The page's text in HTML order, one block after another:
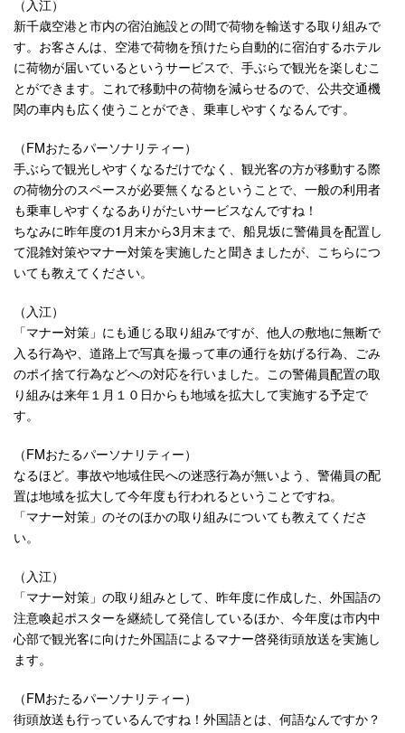
（入江）
新千歳空港と市内の宿泊施設との間で荷物を輸送する取り組みで
す。お客さんは、空港で荷物を預けたら自動的に宿泊するホテル
に荷物が届いているというサービスで、手ぶらで観光を楽しむこ
とができます。これで移動中の荷物を減らせるので、公共交通機
関の車内も広く使うことができ、乗車しやすくなるんです。
（FMおたるパーソナリティー）
手ぶらで観光しやすくなるだけでなく、観光客の方が移動する際
の荷物分のスペースが必要無くなるということで、一般の利用者
も乗車しやすくなるありがたいサービスなんですね！
ちなみに昨年度の1月末から3月末まで、船見坂に警備員を配置し
て混雑対策やマナー対策を実施したと聞きましたが、こちらにつ
いても教えてください。
（入江）
「マナー対策」にも通じる取り組みですが、他人の敷地に無断で
入る行為や、道路上で写真を撮って車の通行を妨げる行為、ごみ
のポイ捨て行為などへの対応を行いました。この警備員配置の取
り組みは来年１月１０日からも地域を拡大して実施する予定で
す。
（FMおたるパーソナリティー）
なるほど。事故や地域住民への迷惑行為が無いよう、警備員の配
置は地域を拡大して今年度も行われるということですね。
「マナー対策」のそのほかの取り組みについても教えてくださ
い。
（入江）
「マナー対策」の取り組みとして、昨年度に作成した、外国語の
注意喚起ポスターを継続して発信しているほか、今年度は市内中
心部で観光客に向けた外国語によるマナー啓発街頭放送を実施し
ます。
（FMおたるパーソナリティー）
街頭放送も行っているんですね！外国語とは、何語なんですか？